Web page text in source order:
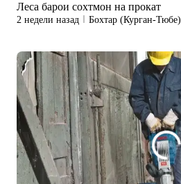
Леса барои сохтмон на прокат
2 недели назад Бохтар (Курган-Тюбе)